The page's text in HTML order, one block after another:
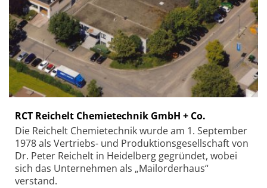
RCT Reichelt Chemietechnik GmbH + Co.
Die Reichelt Chemietechnik wurde am 1. September
1978 als Vertriebs- und Produktionsgesellschaft von
Dr. Peter Reichelt in Heidelberg gegründet, wobei
sich das Unternehmen als „Mailorderhaus“
verstand.